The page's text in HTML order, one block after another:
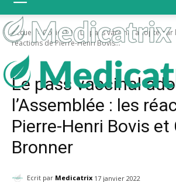
Accueil Covid-19
Le pass vaccinal adopté par
réactions de Pierre-Henri Bovis...
Covid-19 Pass et mesures sanitaires Vaccin Covid de
Le pass vaccinal
l’Assemblée : les
Pierre-Henri Bovis et
Bronner
Ecrit par Medicatrix 17 janvier 2022